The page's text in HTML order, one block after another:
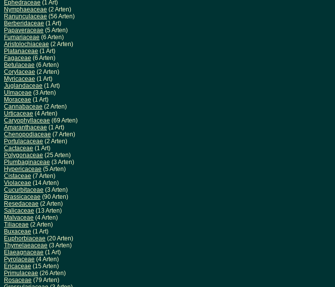
Ephedraceae (1 Art)
Nymphaeaceae (2 Arten)
Ranunculaceae (56 Arten)
Berberidaceae (1 Art)
Papaveraceae (5 Arten)
Fumariaceae (6 Arten)
Aristolochiaceae (2 Arten)
Platanaceae (1 Art)
Fagaceae (6 Arten)
Betulaceae (6 Arten)
Corylaceae (2 Arten)
Myricaceae (1 Art)
Juglandaceae (1 Art)
Ulmaceae (3 Arten)
Moraceae (1 Art)
Cannabaceae (2 Arten)
Urticaceae (4 Arten)
Caryophyllaceae (69 Arten)
Amaranthaceae (1 Art)
Chenopodiaceae (7 Arten)
Portulacaceae (2 Arten)
Cactaceae (1 Art)
Polygonaceae (25 Arten)
Plumbaginaceae (3 Arten)
Hypericaceae (5 Arten)
Cistaceae (7 Arten)
Violaceae (14 Arten)
Cucurbitaceae (3 Arten)
Brassicaceae (90 Arten)
Resedaceae (2 Arten)
Salicaceae (13 Arten)
Malvaceae (4 Arten)
Tiliaceae (2 Arten)
Buxaceae (1 Art)
Euphorbiaceae (20 Arten)
Thymelaeaceae (3 Arten)
Elaeagnaceae (1 Art)
Pyrolaceae (4 Arten)
Ericaceae (15 Arten)
Primulaceae (26 Arten)
Rosaceae (79 Arten)